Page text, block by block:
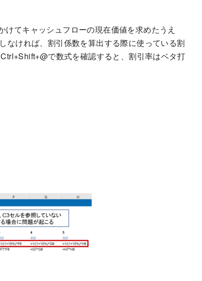
てキャッシュフローの現在価値を求めたうえ
なければ、割引係数を算出する際に使っている割
で数式を確認すると、割引率はベタ打